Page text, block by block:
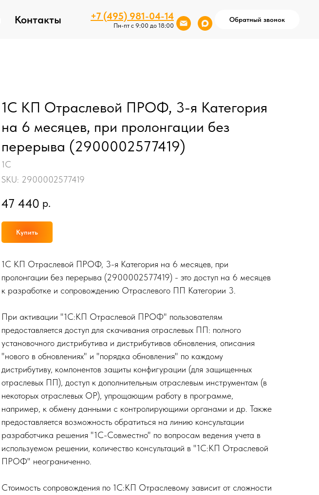
Контакты +7 (495) 981-04-14
Пн-пт с 9:00 до 18:00
Обратный звонок
1С КП Отраслевой ПРОФ, 3-я Категория
на 6 месяцев, при пролонгации без
перерыва (2900002577419)
1С
SKU: 2900002577419
47 440 р.
Купить
1С КП Отраслевой ПРОФ, 3-я Категория на 6 месяцев, при
пролонгации без перерыва (2900002577419) - это доступ на 6 месяцев
к разработке и сопровождению Отраслевого ПП Категории 3.
При активации "1С:КП Отраслевой ПРОФ" пользователям
предоставляется доступ для скачивания отраслевых ПП: полного
установочного дистрибутива и дистрибутивов обновления, описания
"нового в обновлениях" и "порядка обновления" по каждому
дистрибутиву, компонентов защиты конфигурации (для защищенных
отраслевых ПП), доступ к дополнительным отраслевым инструментам (в
некоторых отраслевых ОР), упрощающим работу в программе,
например, к обмену данными с контролирующими органами и др. Также
предоставляется возможность обратиться на линию консультации
разработчика решения "1С-Совместно" по вопросам ведения учета в
используемом решении, количество консультаций в "1С:КП Отраслевой
ПРОФ" неограниченно.
Стоимость сопровождения по 1С:КП Отраслевому зависит от сложности